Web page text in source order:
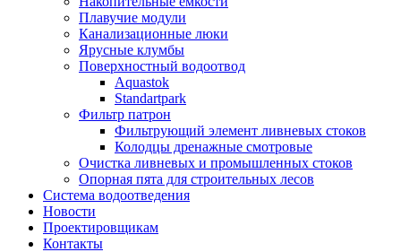
Плавучие модули
Канализационные люки
Ярусные клумбы
Поверхностный водоотвод
Aquastok
Standartpark
Фильтр патрон
Фильтрующий элемент ливневых стоков
Колодцы дренажные смотровые
Очистка ливневых и промышленных стоков
Опорная пята для строительных лесов
Система водоотведения
Новости
Проектировщикам
Контакты